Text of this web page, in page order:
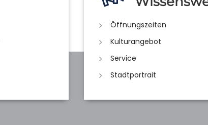
Öffnungszeiten
Kulturangebot
Service
Stadtportrait